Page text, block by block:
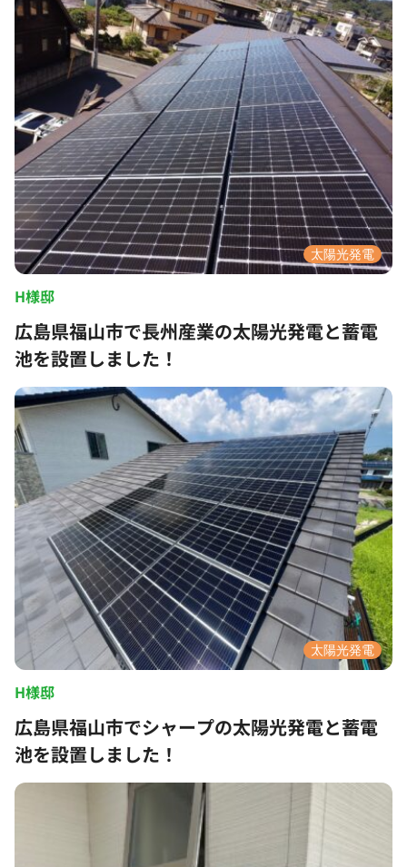
太陽光発電
H様邸
広島県福山市で長州産業の太陽光発電と蓄電
池を設置しました！
太陽光発電
H様邸
広島県福山市でシャープの太陽光発電と蓄電
池を設置しました！